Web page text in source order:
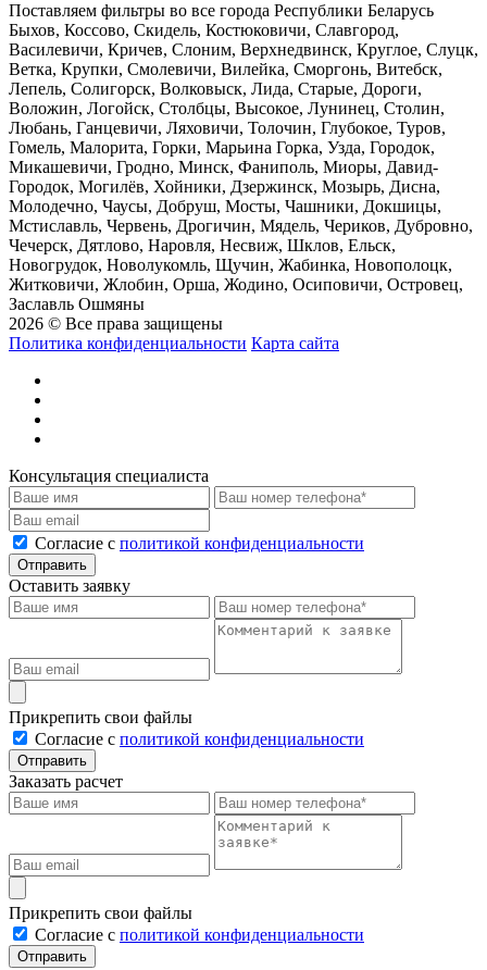
Поставляем фильтры во все города Республики Беларусь
Быхов, Коссово, Скидель, Костюковичи, Славгород,
Василевичи, Кричев, Слоним, Верхнедвинск, Круглое, Слуцк,
Ветка, Крупки, Смолевичи, Вилейка, Сморгонь, Витебск,
Лепель, Солигорск, Волковыск, Лида, Старые, Дороги,
Воложин, Логойск, Столбцы, Высокое, Лунинец, Столин,
Любань, Ганцевичи, Ляховичи, Толочин, Глубокое, Туров,
Гомель, Малорита, Горки, Марьина Горка, Узда, Городок,
Микашевичи, Гродно, Минск, Фаниполь, Миоры, Давид-
Городок, Могилёв, Хойники, Дзержинск, Мозырь, Дисна,
Молодечно, Чаусы, Добруш, Мосты, Чашники, Докшицы,
Мстиславль, Червень, Дрогичин, Мядель, Чериков, Дубровно,
Чечерск, Дятлово, Наровля, Несвиж, Шклов, Ельск,
Новогрудок, Новолукомль, Щучин, Жабинка, Новополоцк,
Житковичи, Жлобин, Орша, Жодино, Осиповичи, Островец,
Заславль Ошмяны
2026 © Все права защищены
Политика конфиденциальности Карта сайта
Консультация специалиста
Cогласие с политикой конфиденциальности
Отправить
Оставить заявку
Прикрепить свои файлы
Cогласие с политикой конфиденциальности
Отправить
Заказать расчет
Прикрепить свои файлы
Cогласие с политикой конфиденциальности
Отправить